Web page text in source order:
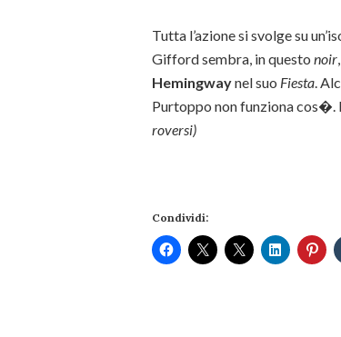
Tutta l’azione si svolge su
Gifford sembra, in questo noir
Hemingwaynel suo Fiesta.
Purtoppo non funziona
roversi)
Condividi: